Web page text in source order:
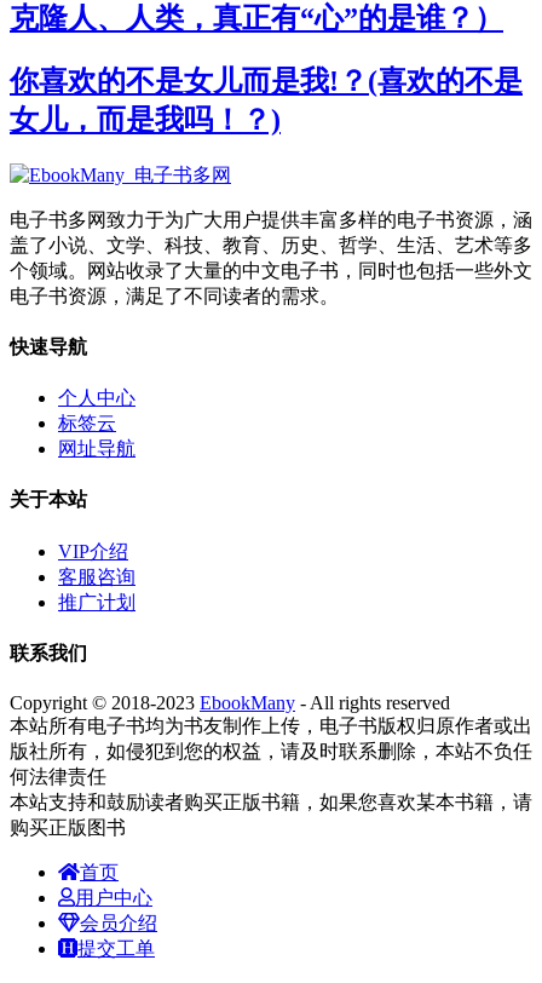
克隆人、人类，真正有“心”的是谁？）
你喜欢的不是女儿而是我!？(喜欢的不是
女儿，而是我吗！？)
电子书多网致力于为广大用户提供丰富多样的电子书资源，涵
盖了小说、文学、科技、教育、历史、哲学、生活、艺术等多
个领域。网站收录了大量的中文电子书，同时也包括一些外文
电子书资源，满足了不同读者的需求。
快速导航
个人中心
标签云
网址导航
关于本站
VIP介绍
客服咨询
推广计划
联系我们
Copyright © 2018-2023 EbookMany - All rights reserved
本站所有电子书均为书友制作上传，电子书版权归原作者或出
版社所有，如侵犯到您的权益，请及时联系删除，本站不负任
何法律责任
本站支持和鼓励读者购买正版书籍，如果您喜欢某本书籍，请
购买正版图书
首页
用户中心
会员介绍
提交工单